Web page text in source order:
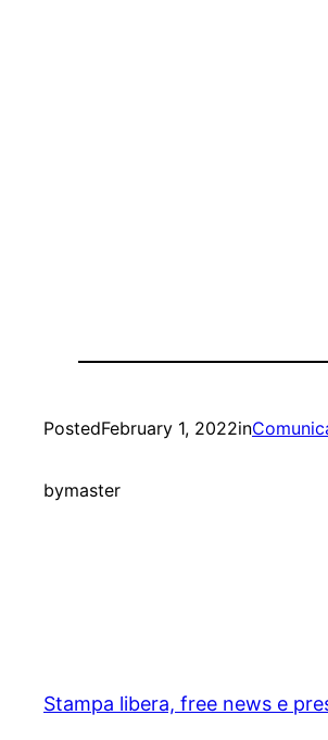
PostedFebruary 1, 2022in
bymaster
Stampa libera, free news e